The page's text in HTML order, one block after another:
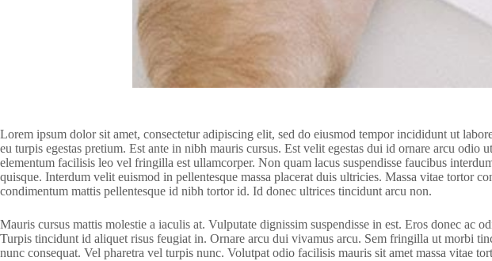
Lorem ipsum dolor sit amet, consectetur adipiscing elit, sed do eiusmod tempor incididunt ut
eu turpis egestas pretium. Est ante in nibh mauris cursus. Est velit egestas dui id ornare arcu
elementum facilisis leo vel fringilla est ullamcorper. Non quam lacus suspendisse faucibus
quisque. Interdum velit euismod in pellentesque massa placerat duis ultricies. Massa vitae tortor
condimentum mattis pellentesque id nibh tortor id. Id donec ultrices tincidunt arcu non.
Mauris cursus mattis molestie a iaculis at. Vulputate dignissim suspendisse in est. Eros donec ac
Turpis tincidunt id aliquet risus feugiat in. Ornare arcu dui vivamus arcu. Sem fringilla ut morbi
nunc consequat. Vel pharetra vel turpis nunc. Volutpat odio facilisis mauris sit amet massa vitae